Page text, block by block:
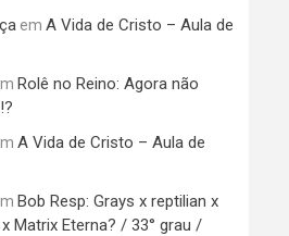
em A Vida de Cristo – Aula de
Rolê no Reino: Agora não
A Vida de Cristo – Aula de
Bob Resp: Grays x reptilian x
Matrix Eterna? / 33° grau /